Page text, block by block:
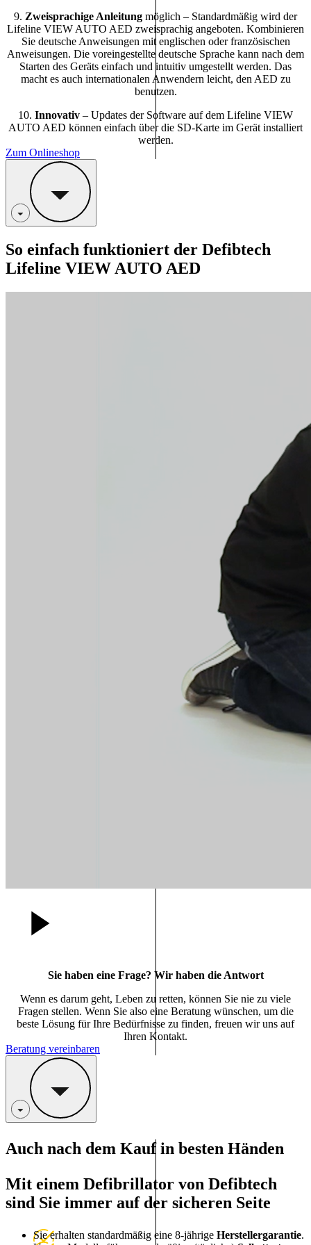
9. Zweisprachige Anleitung möglich – Standardmäßig wird der
Lifeline VIEW AUTO AED zweisprachig angeboten. Kombinieren
Sie deutsche Anweisungen mit englischen oder französischen
Anweisungen. Die voreingestellte deutsche Sprache kann nach dem
Starten des Geräts einfach und intuitiv umgestellt werden. Das
macht es auch internationalen Anwendern leicht, den AED zu
benutzen.
10. Innovativ – Updates der Software auf dem Lifeline VIEW
AUTO AED können einfach über die SD-Karte im Gerät installiert
werden.
Zum Onlineshop
So einfach funktioniert der Defibtech
Lifeline VIEW AUTO AED
Sie haben eine Frage? Wir haben die Antwort
Wenn es darum geht, Leben zu retten, können Sie nie zu viele
Fragen stellen. Wenn Sie also eine Beratung wünschen, um die
beste Lösung für Ihre Bedürfnisse zu finden, freuen wir uns auf
Ihren Kontakt.
Beratung vereinbaren
Auch nach dem Kauf in besten Händen
Mit einem Defibrillator von Defibtech
sind Sie immer auf der sicheren Seite
Sie erhalten standardmäßig eine 8-jährige Herstellergarantie.